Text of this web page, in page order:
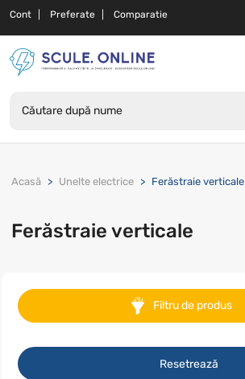
Cont Preferate Comparatie
Acasă Unelte electrice Ferăstraie verticale
Ferăstraie verticale
Filtru de produs
Resetrează